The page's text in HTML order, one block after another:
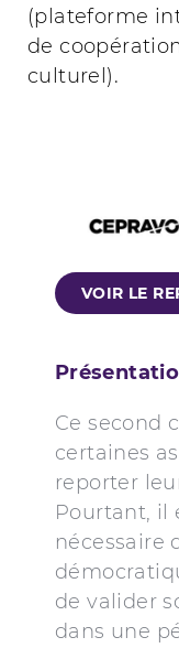
(plateforme
de
culturel).
VOIR LE
Ce second
certaines
reporter
Pourtant, il
nécessaire
de valider
dans une